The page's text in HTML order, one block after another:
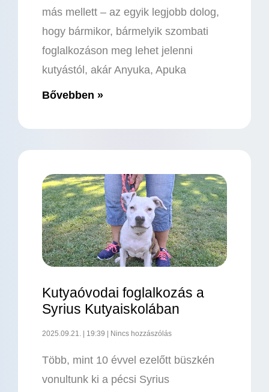
más mellett – az egyik legjobb dolog,
hogy bármikor, bármelyik szombati
foglalkozáson meg lehet jelenni
kutyástól, akár Anyuka, Apuka
Bővebben »
Kutyaóvodai foglalkozás a
Syrius Kutyaiskolában
2025.09.21. 19:39 Nincs hozzászólás
Több, mint 10 évvel ezelőtt büszkén
vonultunk ki a pécsi Syrius